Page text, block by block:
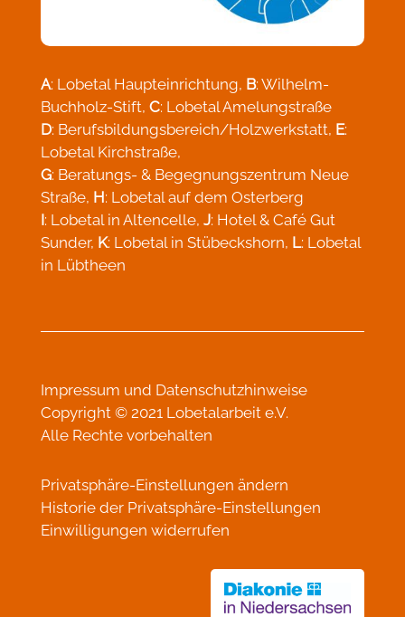
A: Lobetal Haupteinrichtung, B: Wilhelm-
Buchholz-Stift, C: Lobetal Amelungstraße
D: Berufsbildungsbereich/Holzwerkstatt, E:
Lobetal Kirchstraße,
G: Beratungs- & Begegnungszentrum Neue
Straße, H: Lobetal auf dem Osterberg
I: Lobetal in Altencelle, J: Hotel & Café Gut
Sunder, K: Lobetal in Stübeckshorn, L: Lobetal
in Lübtheen
Impressum und Datenschutzhinweise
Copyright © 2021 Lobetalarbeit e.V.
Alle Rechte vorbehalten
Privatsphäre-Einstellungen ändern
Historie der Privatsphäre-Einstellungen
Einwilligungen widerrufen